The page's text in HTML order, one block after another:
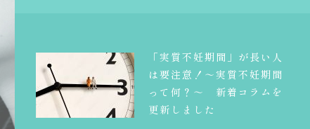
「実質不妊期間」が長い人
は要注意！～実質不妊期間
って何？～ 新着コラムを
更新しました